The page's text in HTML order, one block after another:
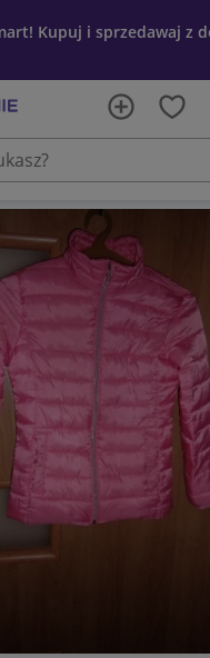
Kupuj i sprzedawaj z